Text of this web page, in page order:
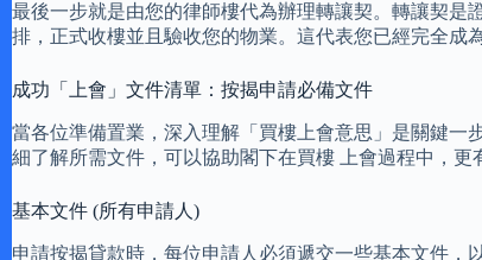
最後一步就是由您的律師樓代為辦理轉讓契。轉讓契是
排，正式收樓並且驗收您的物業。這代表您已經完全成
成功「上會」文件清單：按揭申請必備文件
當各位準備置業，深入理解「買樓上會意思」是關鍵一
細了解所需文件，可以協助閣下在買樓 上會過程中，
基本文件 (所有申請人)
申請按揭貸款時，每位申請人必須遞交一些基本文件，